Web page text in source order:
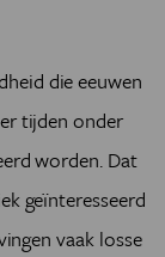
die eeuwen
tijden onder
worden. Dat
geïnteresseerd
vaak losse